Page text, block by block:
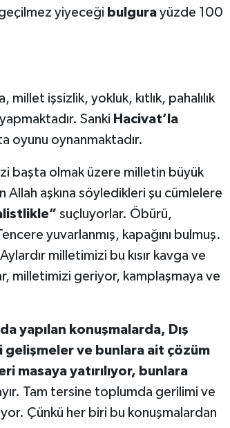
yiyeceği bulgurayüzde 100
millet işsizlik, yokluk, kıtlık, pahalılık
Sanki Hacivat’la
oyunu oynanmaktadır.
başta olmak üzere milletin büyük
Allah aşkına söyledikleri şu cümlelere
suçluyorlar. Öbürü,
yuvarlanmış, kapağını bulmuş.
milletimizi bu kısır kavga ve
milletimizi geriyor, kamplaşmaya ve
yapılan konuşmalarda, Dış
gelişmeler vebunlara ait çözüm
masaya yatırılıyor, bunlara
Tam tersine toplumda gerilimi ve
Çünkü her biri bu konuşmalardan